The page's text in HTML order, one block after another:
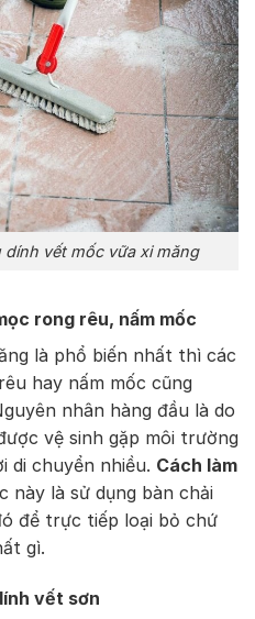
dính vết mốc vữa xi măng
rong rêu, nấm mốc
là phổ biến nhất thì các
hay nấm mốc cũng
nhân hàng đầu là do
vệ sinh gặp môi trường
di chuyển nhiều. Cách làm
này là sử dụng bàn chải
để trực tiếp loại bỏ chứ
gì.
vết sơn